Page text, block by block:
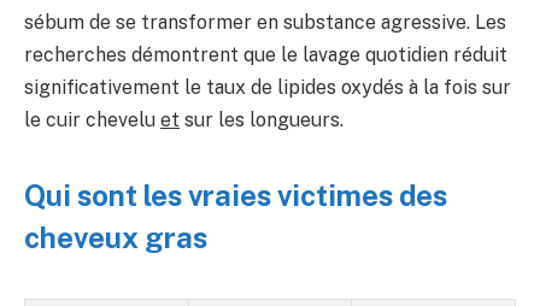
sébum de se transformer en substance agressive. Les
recherches démontrent que le lavage quotidien réduit
significativement le taux de lipides oxydés à la fois sur
le cuir chevelu et sur les longueurs.
Qui sont les vraies victimes des
cheveux gras